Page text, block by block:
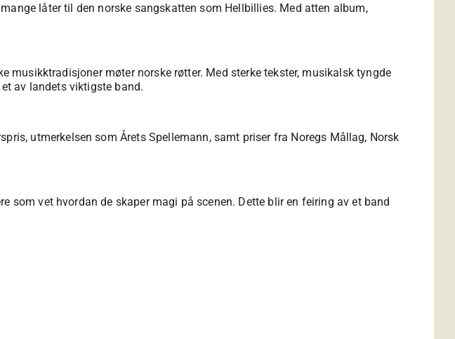
låter til den norske sangskatten som Hellbillies. Med atten album,
møter norske røtter. Med sterke tekster, musikalsk tyngde
av landets viktigste band.
utmerkelsen som Årets Spellemann, samt priser fra Noregs Mållag, Norsk
vet hvordan de skaper magi på scenen. Dette blir en feiring av et band